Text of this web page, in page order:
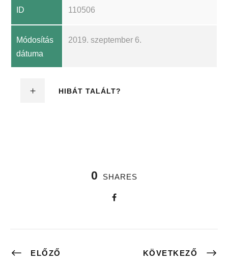
ID 110506
Módosítás
dátuma
2019. szeptember 6.
HIBÁT TALÁLT?
0 SHARES
ELŐZŐ KÖVETKEZŐ